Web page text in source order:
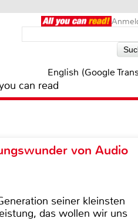
English (Google
can read
von Audio
seiner kleinsten
das wollen wir uns